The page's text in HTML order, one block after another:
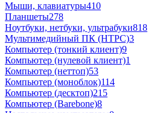
Мыши, клавиатуры410
Планшеты278
Ноутбуки, нетбуки, ультрабуки818
Мультимедийный ПК (HTPC)3
Компьютер (тонкий клиент)9
Компьютер (нулевой клиент)1
Компьютер (неттоп)53
Компьютер (моноблок)114
Компьютер (десктоп)215
Компьютер (Barebone)8